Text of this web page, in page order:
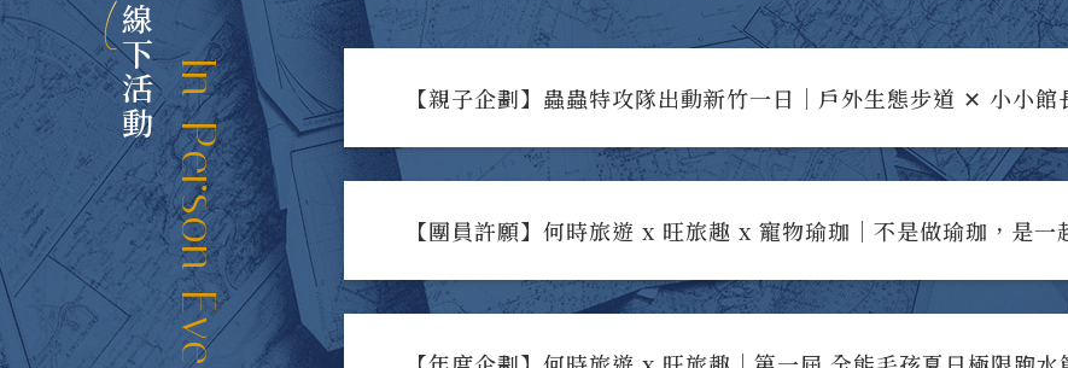
線下活動In-Person Events 【親子企劃】蟲蟲特攻隊出動新竹一日｜戶外生態步道 ✕ 小小館
【團員許願】何時旅遊 x 旺旅趣 x 寵物瑜珈｜不是做瑜珈，是一